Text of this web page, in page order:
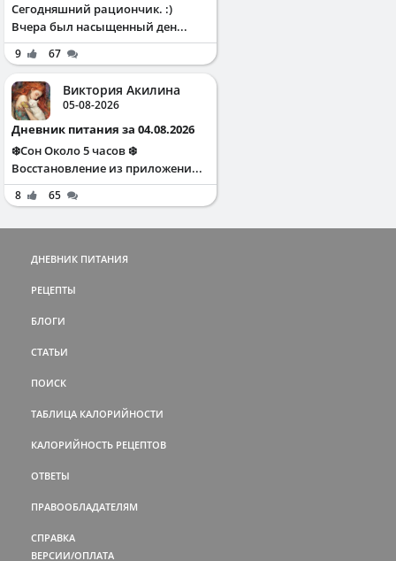
Сегодняшний рациончик. :)
Вчера был насыщенный ден...
9 67
Виктория Акилина
05-08-2026
Дневник питания за 04.08.2026
❄️Сон Около 5 часов ❄️
Восстановление из приложени...
8 65
ДНЕВНИК ПИТАНИЯ
РЕЦЕПТЫ
БЛОГИ
СТАТЬИ
ПОИСК
ТАБЛИЦА КАЛОРИЙНОСТИ
КАЛОРИЙНОСТЬ РЕЦЕПТОВ
ОТВЕТЫ
ПРАВООБЛАДАТЕЛЯМ
СПРАВКА
ВЕРСИИ/ОПЛАТА